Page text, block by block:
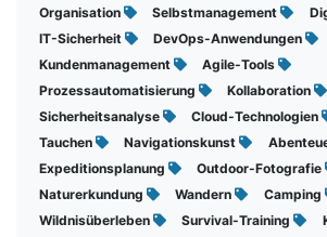
Organisation
Selbstmanagement
IT-Sicherheit
DevOps-Anwendungen
Kundenmanagement
Agile-Tools
Prozessautomatisierung
Kollaboration
Sicherheitsanalyse
Cloud-Technologien
Tauchen
Navigationskunst
Expeditionsplanung
Outdoor-Fotografie
Naturerkundung
Wandern
Camping
Wildnisüberleben
Survival-Training